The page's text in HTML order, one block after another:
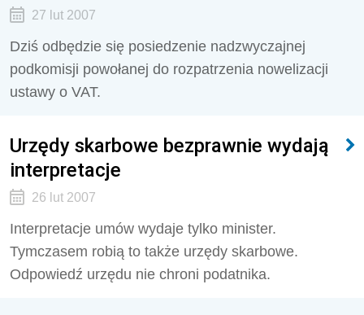
27 lut 2007
Dziś odbędzie się posiedzenie nadzwyczajnej
podkomisji powołanej do rozpatrzenia nowelizacji
ustawy o VAT.
Urzędy skarbowe bezprawnie wydają
interpretacje
26 lut 2007
Interpretacje umów wydaje tylko minister.
Tymczasem robią to także urzędy skarbowe.
Odpowiedź urzędu nie chroni podatnika.